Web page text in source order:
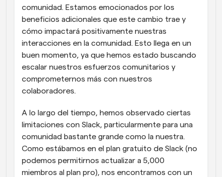
Enlaces de Grupo Dinámico
Reserva reuniones de forma fluida con varias personas
Webhooks
Recibe notificaciones cuando ocurra algo
comunidad. Estamos emocionados por los
beneficios adicionales que este cambio trae y
cómo impactará positivamente nuestras
interacciones en la comunidad. Esto llega en un
buen momento, ya que hemos estado buscando
escalar nuestros esfuerzos comunitarios y
comprometernos más con nuestros
colaboradores.
A lo largo del tiempo, hemos observado ciertas
limitaciones con Slack, particularmente para una
comunidad bastante grande como la nuestra.
Como estábamos en el plan gratuito de Slack (no
podemos permitirnos actualizar a 5,000
miembros al plan pro), nos encontramos con un